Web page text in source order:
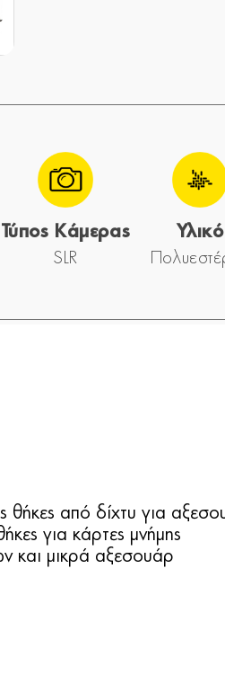
Τύπος Κάμερας
SLR
Υλικό
από δίχτυ για
για κάρτες μνήμης
και μικρά αξεσουάρ